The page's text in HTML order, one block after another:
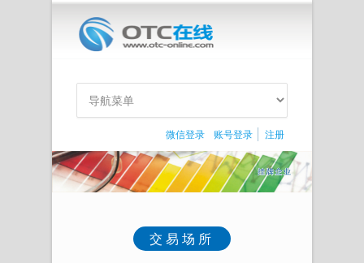
微信登录 账号登录 注册
交易场所